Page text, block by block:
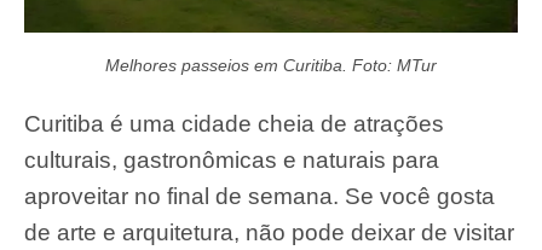
Melhores passeios em Curitiba. Foto: MTur
Curitiba é uma cidade cheia de atrações
culturais, gastronômicas e naturais para
aproveitar no final de semana. Se você gosta
de arte e arquitetura, não pode deixar de visitar